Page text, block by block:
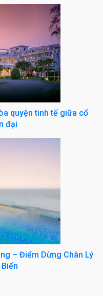
quyện tinh tế giữa cổ
đại
– Điểm Dừng Chân Lý